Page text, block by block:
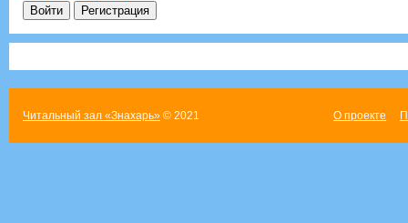
Читальный зал «Знахарь»© 2021 О проекте